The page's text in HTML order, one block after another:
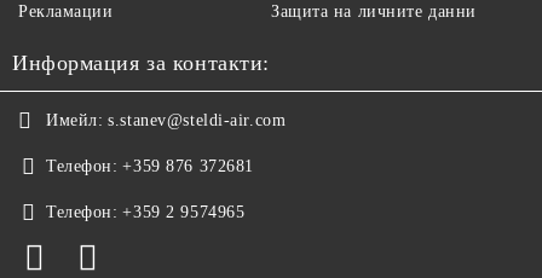
Рекламации Защита на личните данни
Информация за контакти:
Имейл: s.stanev@steldi-air.com
Телефон: +359 876 372681
Телефон: +359 2 9574965